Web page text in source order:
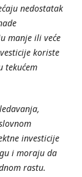
nedostatak
manje ili veće
koriste
tekućem
investicije
i moraju da
rastu.